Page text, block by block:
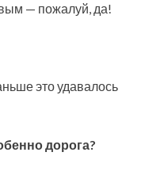
— пожалуй, да!
это удавалось
дорога?